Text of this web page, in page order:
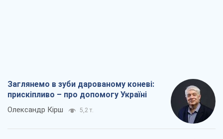
Заглянемо в зуби дарованому коневі:
прискіпливо – про допомогу Україні
Олександр Кірш 5,2 т.